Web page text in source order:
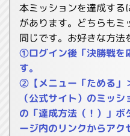
本ミッションを達成す
があります。どちらもミ
同じです。お好きな方法
①ログイン後「決勝戦を
す。
②【メニュー「ためる」
（公式サイト）のミッ
の「達成方法（！）」
ージ内のリンクからアク